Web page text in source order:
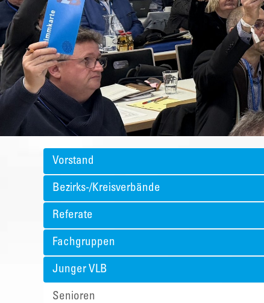
Vorstand
Bezirks-/Kreisverbände
Referate
Fachgruppen
Junger VLB
Senioren